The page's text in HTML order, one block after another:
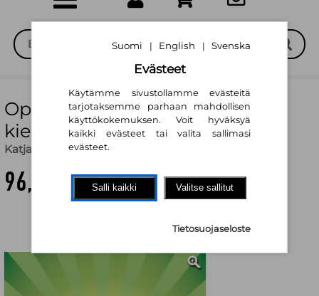
Opettajan aarrearkku : Suomen
kielen sanastoharjoituksia
Katja Asikainen
96,50 €
Suomi | English | Svenska
Evästeet
Käytämme sivustollamme evästeitä
tarjotaksemme parhaan mahdollisen
käyttökokemuksen. Voit hyväksyä
kaikki evästeet tai valita sallimasi
evästeet.
Salli kaikki Valitse sallitut
Tietosuojaseloste